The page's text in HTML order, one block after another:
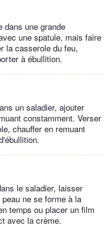
dans une grande
une spatule, mais faire
la casserole du feu,
à ébullition.
un saladier, ajouter
constamment. Verser
chauffer en remuant
le saladier, laisser
ne se forme à la
temps ou placer un film
avec la crème.